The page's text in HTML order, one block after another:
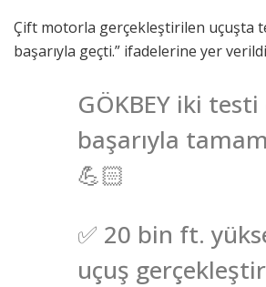
Çift motorla gerçekleştirilen uçuşta
başarıyla geçti.” ifadelerine yer
GÖKBEY iki
başarıyla
💪🏻
✅ 20 bin ft.
uçuş